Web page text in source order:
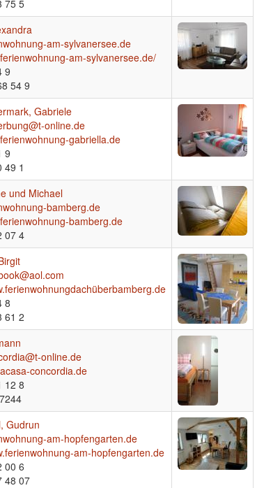
75 5
am-sylvanersee.de
am-sylvanersee.de/
9
54 9
Gabriele
online.de
gabriella.de
9
49 1
und Michael
bamberg.de
bamberg.de
07 4
8
61 2
online.de
concordia.de
12 8
Gudrun
am-hopfengarten.de
am-hopfengarten.de
00 6
48 07